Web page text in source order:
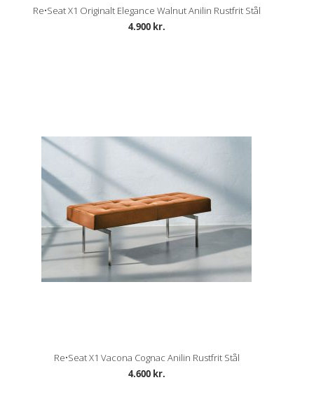
Re•Seat X1 Originalt Elegance Walnut Anilin Rustfrit Stål
4.900 kr.
Re•Seat X1 Vacona Cognac Anilin Rustfrit Stål
4.600 kr.